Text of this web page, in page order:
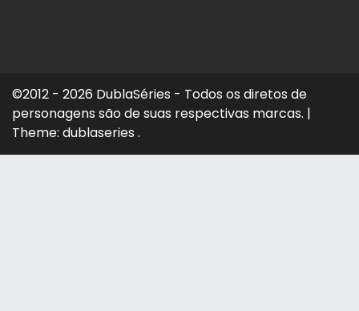
©2012 - 2026 DublaSéries - Todos os diretos de
personagens são de suas respectivas marcas. |
Theme: dublaseries .